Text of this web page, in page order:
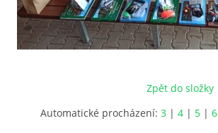
Zpět do složky
Automatické procházení: 3 | 4 | 5 | 6